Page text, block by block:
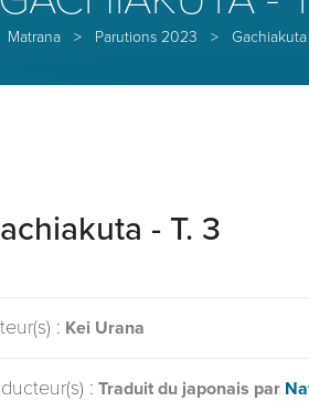
Matrana> Parutions 2023 > Gachiakuta
- T. 3
: Kei Urana
: Traduit du japonais par